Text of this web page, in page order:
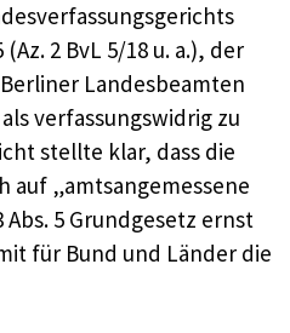
2 BvL 5/18 u. a.), der
Landesbeamten
verfassungswidrig zu
stellte klar, dass die
auf „amtsangemessene
5 Grundgesetz ernst
für Bund und Länder die